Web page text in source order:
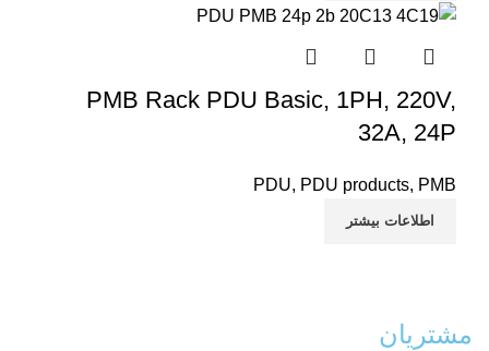
PMB Rack PDU Basic, 1PH, 220V,
32A, 24P
PDU, PDU products, PMB
اطلاعات بیشتر
مشتریان